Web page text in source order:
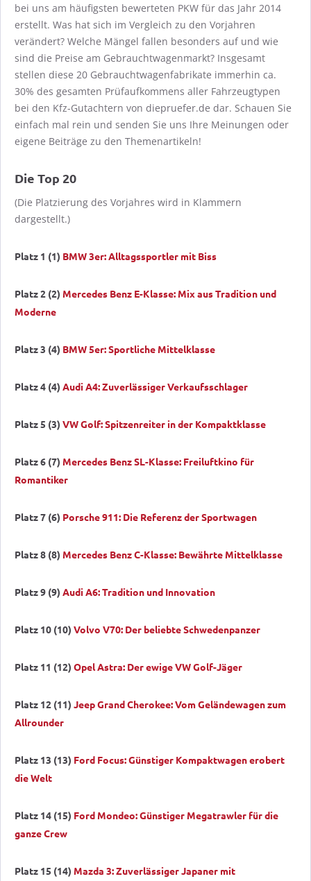
bei uns am häufigsten bewerteten PKW für das Jahr 2014
erstellt. Was hat sich im Vergleich zu den Vorjahren
verändert? Welche Mängel fallen besonders auf und wie
sind die Preise am Gebrauchtwagenmarkt? Insgesamt
stellen diese 20 Gebrauchtwagenfabrikate immerhin ca.
30% des gesamten Prüfaufkommens aller Fahrzeugtypen
bei den Kfz-Gutachtern von diepruefer.de dar. Schauen Sie
einfach mal rein und senden Sie uns Ihre Meinungen oder
eigene Beiträge zu den Themenartikeln!
Die Top 20
(Die Platzierung des Vorjahres wird in Klammern
dargestellt.)
Platz 1 (1) BMW 3er: Alltagssportler mit Biss
Platz 2 (2) Mercedes Benz E-Klasse: Mix aus Tradition und
Moderne
Platz 3 (4) BMW 5er: Sportliche Mittelklasse
Platz 4 (4) Audi A4: Zuverlässiger Verkaufsschlager
Platz 5 (3) VW Golf: Spitzenreiter in der Kompaktklasse
Platz 6 (7) Mercedes Benz SL-Klasse: Freiluftkino für
Romantiker
Platz 7 (6) Porsche 911: Die Referenz der Sportwagen
Platz 8 (8) Mercedes Benz C-Klasse: Bewährte Mittelklasse
Platz 9 (9) Audi A6: Tradition und Innovation
Platz 10 (10) Volvo V70: Der beliebte Schwedenpanzer
Platz 11 (12) Opel Astra: Der ewige VW Golf-Jäger
Platz 12 (11) Jeep Grand Cherokee: Vom Geländewagen zum
Allrounder
Platz 13 (13) Ford Focus: Günstiger Kompaktwagen erobert
die Welt
Platz 14 (15) Ford Mondeo: Günstiger Megatrawler für die
ganze Crew
Platz 15 (14) Mazda 3: Zuverlässiger Japaner mit